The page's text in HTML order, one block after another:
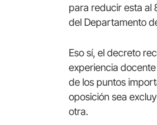
para reducir esta al
del Departamento
Eso sí, el decreto
experiencia
de los puntos
oposición sea
otra.